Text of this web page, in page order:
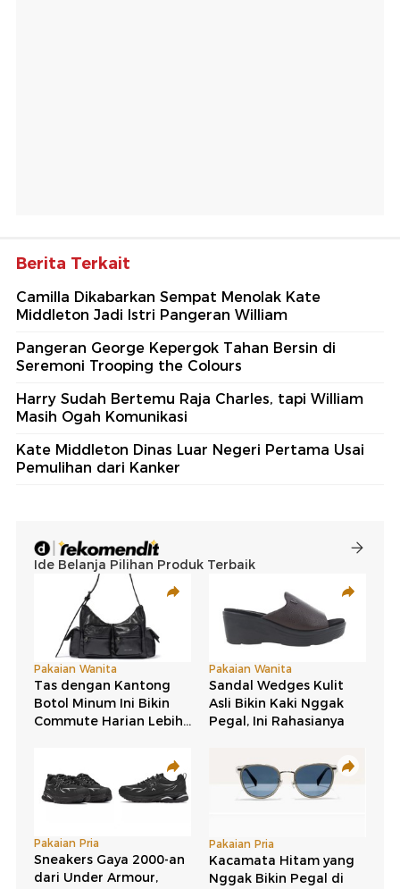
Berita Terkait
Camilla Dikabarkan Sempat Menolak Kate
Middleton Jadi Istri Pangeran William
Pangeran George Kepergok Tahan Bersin di
Seremoni Trooping the Colours
Harry Sudah Bertemu Raja Charles, tapi William
Masih Ogah Komunikasi
Kate Middleton Dinas Luar Negeri Pertama Usai
Pemulihan dari Kanker